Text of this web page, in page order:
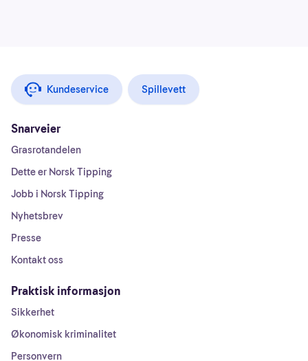
Kundeservice Spillevett
Snarveier
Grasrotandelen
Dette er Norsk Tipping
Jobb i Norsk Tipping
Nyhetsbrev
Presse
Kontakt oss
Praktisk informasjon
Sikkerhet
Økonomisk kriminalitet
Personvern